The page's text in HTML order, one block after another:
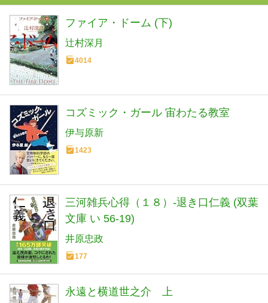
ファイア・ドーム (下)
辻村深月
4014
コズミック・ガール 宙わたる教室
伊与原新
1423
三河雑兵心得（１８）-退き口仁義 (双葉
文庫 い 56-19)
井原忠政
177
永遠と横道世之介 上